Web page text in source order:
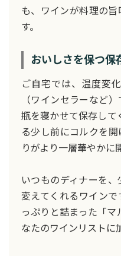
も、ワインが料理の
す。
おいしさを保つ保
ご自宅では、温度変
（ワインセラーなど
瓶を寝かせて保存して
る少し前にコルクを
りがより一層華やかに
いつものディナーを
変えてくれるワイン
っぷりと詰まった「マ
なたのワインリストに